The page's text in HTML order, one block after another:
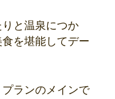
と温泉につか
を堪能してデー
ランのメインで